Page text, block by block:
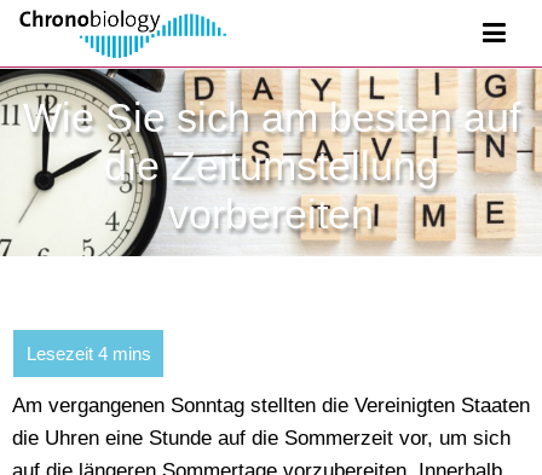
Wie Sie sich am besten auf
die Zeitumstellung
vorbereiten
Am vergangenen Sonntag stellten die Vereinigten Staaten
die Uhren eine Stunde auf die Sommerzeit vor, um sich